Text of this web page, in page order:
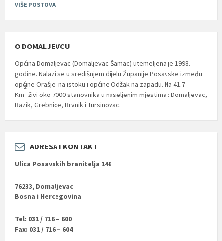
VIŠE POSTOVA
O DOMALJEVCU
Općina Domaljevac (Domaljevac-Šamac) utemeljena je 1998.
godine. Nalazi se u središnjem dijelu Županije Posavske između
općine Orašje na istoku i općine Odžak na zapadu. Na 41.7
Km
2
živi oko 7000 stanovnika u naseljenim mjestima : Domaljevac,
Bazik, Grebnice, Brvnik i Tursinovac.
ADRESA I KONTAKT
Ulica Posavskih branitelja 148
76233, Domaljevac
Bosna i Hercegovina
Tel: 031 / 716 – 600
Fax: 031 / 716 – 604